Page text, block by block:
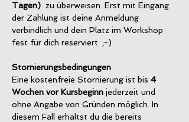
Tagen) zu überweisen. Erst mit Eingang
der Zahlung ist deine Anmeldung
verbindlich und dein Platz im Workshop
fest für dich reserviert. ;-)
Stornierungsbedingungen
Eine kostenfreie Stornierung ist bis 4
Wochen vor Kursbeginn jederzeit und
ohne Angabe von Gründen möglich. In
diesem Fall erhältst du die bereits